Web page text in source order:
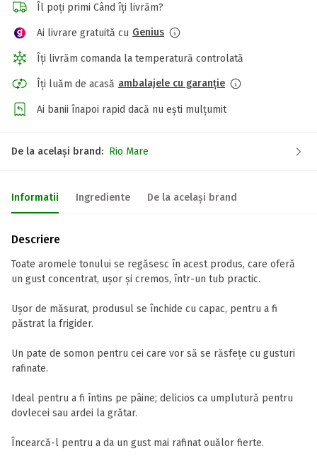
Îl poți primi Când îți livrăm?
Ai livrare gratuită cu Genius
Îți livrăm comanda la temperatură controlată
Îți luăm de acasă ambalajele cu garanție
Ai banii înapoi rapid dacă nu ești mulțumit
De la același brand: Rio Mare
Informatii Ingrediente De la același brand
Descriere
Toate aromele tonului se regăsesc în acest produs, care oferă
un gust concentrat, ușor și cremos, într-un tub practic.
Ușor de măsurat, produsul se închide cu capac, pentru a fi
păstrat la frigider.
Un pate de somon pentru cei care vor să se răsfețe cu gusturi
rafinate.
Ideal pentru a fi întins pe pâine; delicios ca umplutură pentru
dovlecei sau ardei la grătar.
Încearcă-l pentru a da un gust mai rafinat ouălor fierte.